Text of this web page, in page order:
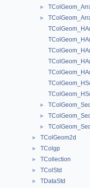
►
►
►
►
►
► TColGeom2d
► TColgp
► TCollection
► TColStd
► TDataStd